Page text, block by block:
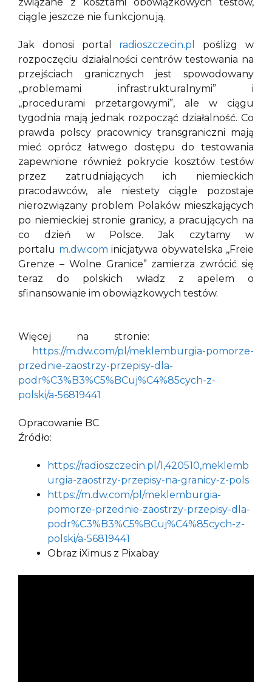
ciągle jeszcze nie funkcjonują.
Jak donosi portal radioszczecin.pl
poślizg w
rozpoczęciu działalności centrów testowania na
przejściach granicznych jest spowodowany
,,problemami infrastrukturalnymi” i
,,procedurami przetargowymi”, ale w ciągu
tygodnia mają jednak rozpocząć działalność. Co
prawda polscy pracownicy transgraniczni mają
mieć oprócz łatwego dostępu do testowania
zapewnione również pokrycie kosztów testów
przez zatrudniających ich niemieckich
pracodawców, ale niestety ciągle pozostaje
nierozwiązany problem Polaków mieszkających
po niemieckiej stronie granicy, a pracujących na
co dzień w Polsce. Jak czytamy w
portalu m.dw.com inicjatywa obywatelska ,,Freie
Grenze – Wolne Granice” zamierza zwrócić się
teraz do polskich władz z apelem o
sfinansowanie im obowiązkowych testów.
Więcej na stronie:
https://m.dw.com/pl/meklemburgia-pomorze-
przednie-zaostrzy-przepisy-dla-
podr%C3%B3%C5%BCuj%C4%85cych-z-
polski/a-56819441
Opracowanie BC
Źródło:
https://radioszczecin.pl/1,420510,meklemb
urgia-zaostrzy-przepisy-na-granicy-z-pols
https://m.dw.com/pl/meklemburgia-
pomorze-przednie-zaostrzy-przepisy-dla-
podr%C3%B3%C5%BCuj%C4%85cych-z-
polski/a-56819441
Obraz iXimus z Pixabay